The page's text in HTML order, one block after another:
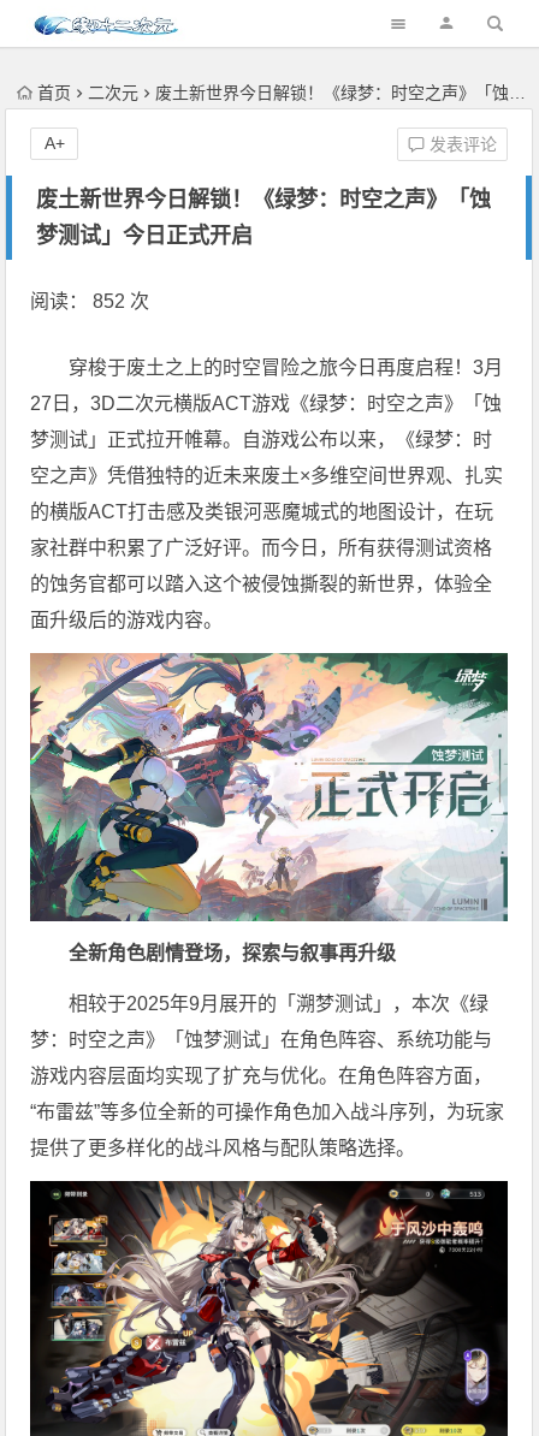
首页 二次元 废土新世界今日解锁！《绿梦：时空之声》「蚀梦测试」今日正式开启
废土新世界今日解锁！《绿梦：时空之声》「蚀
梦测试」今日正式开启
发表评论
A+
阅读： 852 次
穿梭于废土之上的时空冒险之旅今日再度启程！3月
27日，3D二次元横版ACT游戏《绿梦：时空之声》「蚀
梦测试」正式拉开帷幕。自游戏公布以来，《绿梦：时
空之声》凭借独特的近未来废土×多维空间世界观、扎实
的横版ACT打击感及类银河恶魔城式的地图设计，在玩
家社群中积累了广泛好评。而今日，所有获得测试资格
的蚀务官都可以踏入这个被侵蚀撕裂的新世界，体验全
面升级后的游戏内容。
全新角色剧情登场，探索与叙事再升级
相较于2025年9月展开的「溯梦测试」，本次《绿
梦：时空之声》「蚀梦测试」在角色阵容、系统功能与
游戏内容层面均实现了扩充与优化。在角色阵容方面，
“布雷兹”等多位全新的可操作角色加入战斗序列，为玩家
提供了更多样化的战斗风格与配队策略选择。